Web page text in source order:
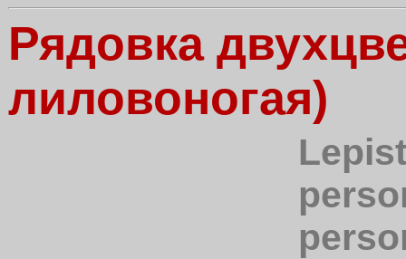
Рядовка
лиловоногая)